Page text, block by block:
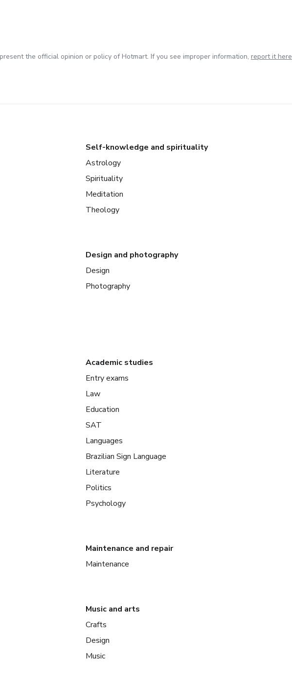
the official opinion or policy of Hotmart. If you see improper information, report it here
Self-knowledge and spirituality
Astrology
Spirituality
Meditation
Theology
Design and photography
Design
Photography
Academic studies
Entry exams
Law
Education
SAT
Languages
Brazilian Sign Language
Literature
Politics
Psychology
Maintenance and repair
Maintenance
Music and arts
Crafts
Design
Music